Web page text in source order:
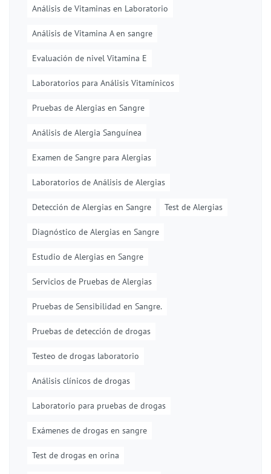
Análisis de Vitaminas en Laboratorio
Análisis de Vitamina A en sangre
Evaluación de nivel Vitamina E
Laboratorios para Análisis Vitamínicos
Pruebas de Alergias en Sangre
Análisis de Alergia Sanguínea
Examen de Sangre para Alergias
Laboratorios de Análisis de Alergias
Detección de Alergias en Sangre Test de Alergias
Diagnóstico de Alergias en Sangre
Estudio de Alergias en Sangre
Servicios de Pruebas de Alergias
Pruebas de Sensibilidad en Sangre.
Pruebas de detección de drogas
Testeo de drogas laboratorio
Análisis clínicos de drogas
Laboratorio para pruebas de drogas
Exámenes de drogas en sangre
Test de drogas en orina